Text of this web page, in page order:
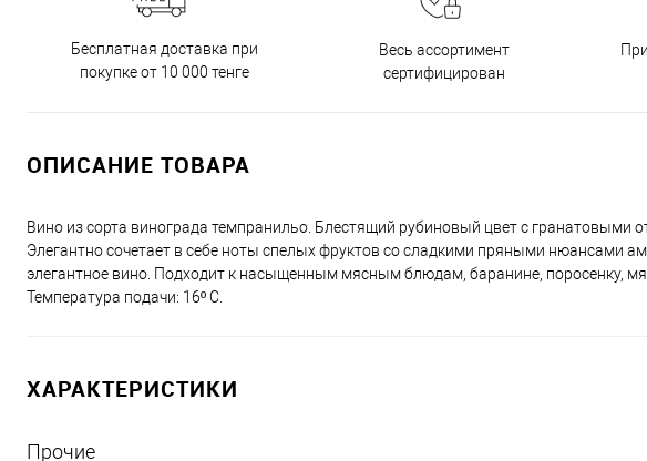
Бесплатная доставка при
покупке от 10 000 тенге
Весь ассортимент
сертифицирован
ОПИСАНИЕ ТОВАРА
Вино из сорта винограда темпранильо. Блестящий рубиновый цвет с
Элегантно сочетает в себе ноты спелых фруктов со сладкими пряными нюансами
элегантное вино. Подходит к насыщенным мясным блюдам, баранине, поросенку,
Температура подачи: 16º C.
ХАРАКТЕРИСТИКИ
Прочие